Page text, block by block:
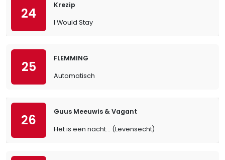
24
Krezip
I Would Stay
25
FLEMMING
Automatisch
26
Guus Meeuwis & Vagant
Het is een nacht... (Levensecht)